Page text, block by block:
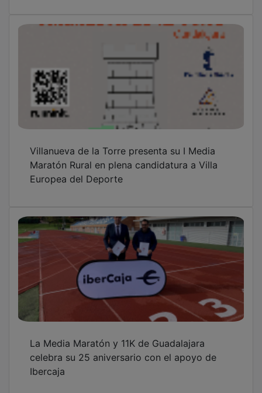
Villanueva de la Torre presenta su I Media
Maratón Rural en plena candidatura a Villa
Europea del Deporte
La Media Maratón y 11K de Guadalajara
celebra su 25 aniversario con el apoyo de
Ibercaja